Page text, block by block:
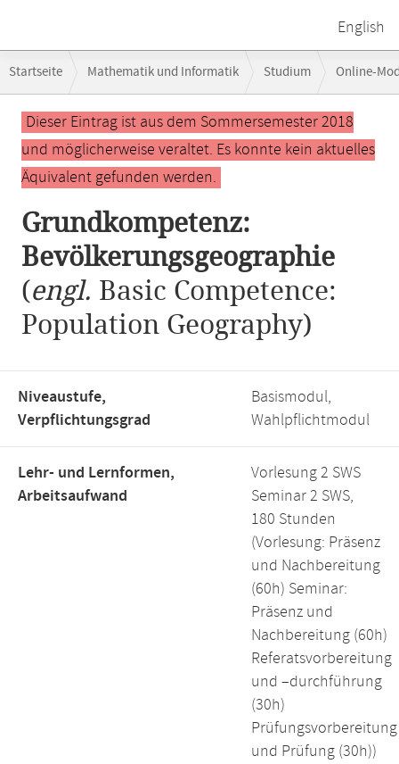
English
Navigation
Startseite Mathematik und Informatik Studium Online-
Hauptinhalt
Dieser Eintrag ist aus dem Sommersemester 2018
und möglicherweise veraltet. Es konnte kein aktuelles
Äquivalent gefunden werden.
Grundkompetenz:
Bevölkerungsgeographie
(engl. Basic Competence:
Population Geography)
Niveaustufe,
Verpflichtungsgrad
Basismodul,
Wahlpflichtmodul
Lehr- und Lernformen,
Arbeitsaufwand
Vorlesung 2 SWS
Seminar 2 SWS,
180 Stunden
(Vorlesung: Präsenz
und Nachbereitung
(60h) Seminar:
Präsenz und
Nachbereitung (60h)
Referatsvorbereitung
und –durchführung
(30h)
Prüfungsvorbereitung
und Prüfung (30h))